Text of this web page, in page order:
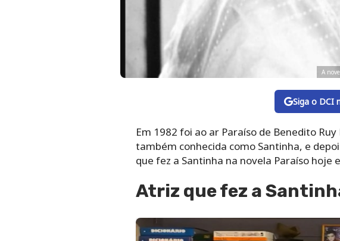
A
Siga o DCI
Em 1982 foi ao ar Paraíso de Benedito
também conhecida como Santinha, e
que fez a Santinha na novela Paraíso hoje
Atriz que fez a